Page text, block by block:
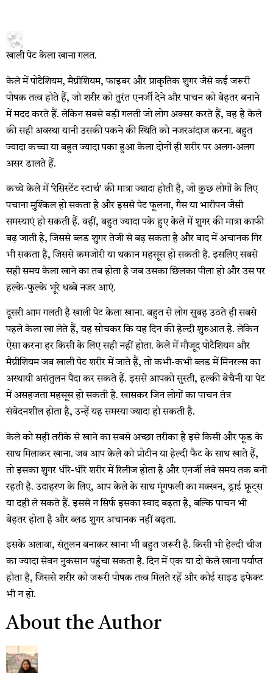
खाली पेट केला खाना गलत.
केले में पोटैशियम, मैग्नीशियम, फाइबर और प्राकृतिक शुगर जैसे कई जरूरी
पोषक तत्व होते हैं, जो शरीर को तुरंत एनर्जी देने और पाचन को बेहतर बनाने
में मदद करते हैं. लेकिन सबसे बड़ी गलती जो लोग अक्सर करते हैं, वह है केले
की सही अवस्था यानी उसकी पकने की स्थिति को नजरअंदाज करना. बहुत
ज्यादा कच्चा या बहुत ज्यादा पका हुआ केला दोनों ही शरीर पर अलग-अलग
असर डालते हैं.
कच्चे केले में ‘रेसिस्टेंट स्टार्च’ की मात्रा ज्यादा होती है, जो कुछ लोगों के लिए
पचाना मुश्किल हो सकता है और इससे पेट फूलना, गैस या भारीपन जैसी
समस्याएं हो सकती हैं. वहीं, बहुत ज्यादा पके हुए केले में शुगर की मात्रा काफी
बढ़ जाती है, जिससे ब्लड शुगर तेजी से बढ़ सकता है और बाद में अचानक गिर
भी सकता है, जिससे कमजोरी या थकान महसूस हो सकती है. इसलिए सबसे
सही समय केला खाने का तब होता है जब उसका छिलका पीला हो और उस पर
हल्के-फुल्के भूरे धब्बे नजर आएं.
दूसरी आम गलती है खाली पेट केला खाना. बहुत से लोग सुबह उठते ही सबसे
पहले केला खा लेते हैं, यह सोचकर कि यह दिन की हेल्दी शुरुआत है. लेकिन
ऐसा करना हर किसी के लिए सही नहीं होता. केले में मौजूद पोटैशियम और
मैग्नीशियम जब खाली पेट शरीर में जाते हैं, तो कभी-कभी ब्लड में मिनरल्स का
अस्थायी असंतुलन पैदा कर सकते हैं. इससे आपको सुस्ती, हल्की बेचैनी या पेट
में असहजता महसूस हो सकती है. खासकर जिन लोगों का पाचन तंत्र
संवेदनशील होता है, उन्हें यह समस्या ज्यादा हो सकती है.
केले को सही तरीके से खाने का सबसे अच्छा तरीका है इसे किसी और फूड के
साथ मिलाकर खाना. जब आप केले को प्रोटीन या हेल्दी फैट के साथ खाते हैं,
तो इसका शुगर धीरे-धीरे शरीर में रिलीज होता है और एनर्जी लंबे समय तक बनी
रहती है. उदाहरण के लिए, आप केले के साथ मूंगफली का मक्खन, ड्राई फ्रूट्स
या दही ले सकते हैं. इससे न सिर्फ इसका स्वाद बढ़ता है, बल्कि पाचन भी
बेहतर होता है और ब्लड शुगर अचानक नहीं बढ़ता.
इसके अलावा, संतुलन बनाकर खाना भी बहुत जरूरी है. किसी भी हेल्दी चीज
का ज्यादा सेवन नुकसान पहुंचा सकता है. दिन में एक या दो केले खाना पर्याप्त
होता है, जिससे शरीर को जरूरी पोषक तत्व मिलते रहें और कोई साइड इफेक्ट
भी न हो.
About the Author